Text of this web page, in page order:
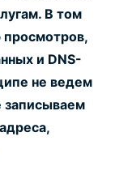
В том
и DNS-
не ведем
записываем